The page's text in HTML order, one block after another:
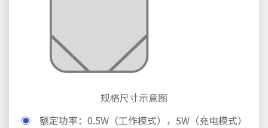
规格尺寸示意图
◉
额定功率：0.5W（工作模式），5W（充电模式）